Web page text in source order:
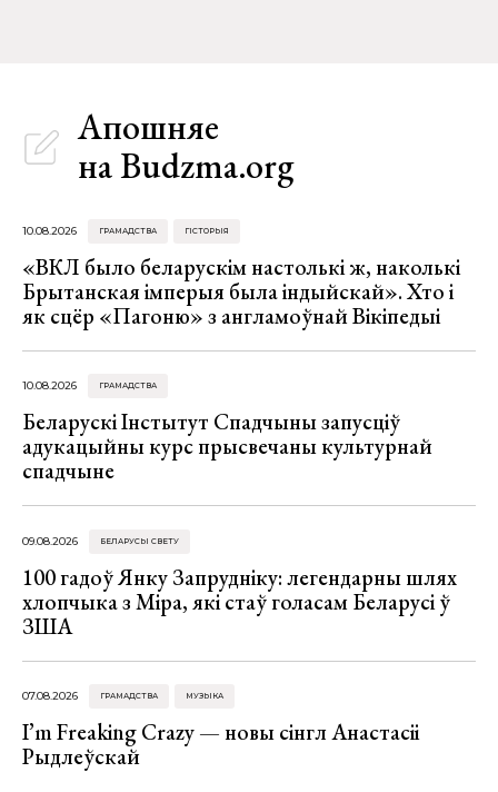
Апошняе
на Budzma.org
10.08.2026 ГРАМАДСТВА ГІСТОРЫЯ
«ВКЛ было беларускім настолькі ж, наколькі
Брытанская імперыя была індыйскай». Хто і
як сцёр «Пагоню» з англамоўнай Вікіпедыі
10.08.2026 ГРАМАДСТВА
Беларускі Інстытут Спадчыны запусціў
адукацыйны курс прысвечаны культурнай
спадчыне
09.08.2026 БЕЛАРУСЫ СВЕТУ
100 гадоў Янку Запрудніку: легендарны шлях
хлопчыка з Міра, які стаў голасам Беларусі ў
ЗША
07.08.2026 ГРАМАДСТВА МУЗЫКА
I’m Freaking Crazy — новы сінгл Анастасіі
Рыдлеўскай